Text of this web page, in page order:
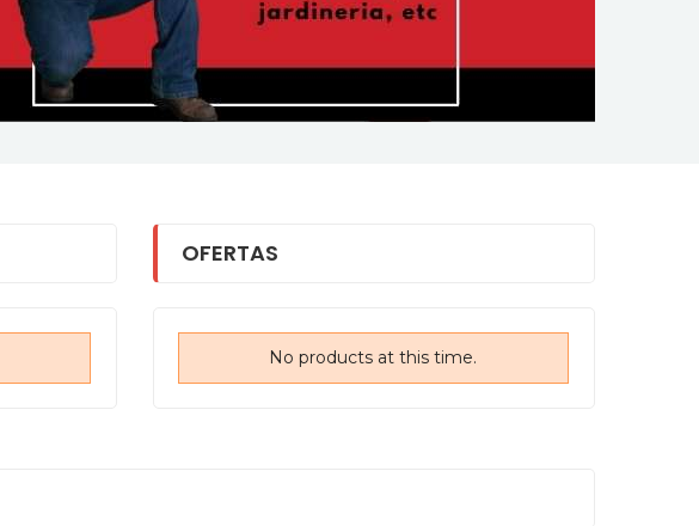
No products at this time.
OFERTAS
time. No products at this time.